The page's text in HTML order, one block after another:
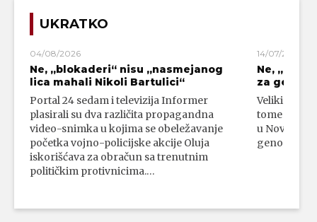
UKRATKO
04/08/2026
Ne, „blokaderi“ nisu „nasmejanog
lica mahali Nikoli Bartulici“
Portal 24 sedam i televizija Informer
plasirali su dva različita propagandna
video-snimka u kojima se obeležavanje
početka vojno-policijske akcije Oluja
iskorišćava za obračun sa trenutnim
političkim protivnicima.…
14/07/2026
Ne,
za
Veliki broj
tome da su
u Novom
genocidni